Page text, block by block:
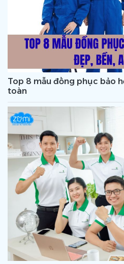
Top 8 mẫu đồng phục bảo
toàn